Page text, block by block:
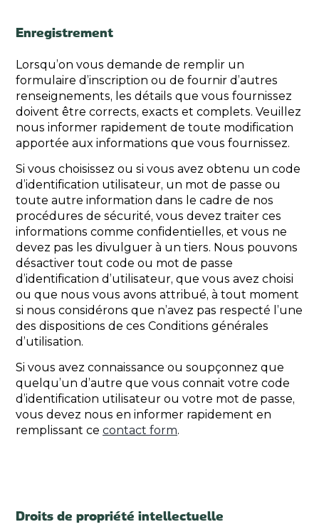
Enregistrement
Lorsqu’on vous demande de remplir un
formulaire d’inscription ou de fournir d’autres
renseignements, les détails que vous fournissez
doivent être corrects, exacts et complets. Veuillez
nous informer rapidement de toute modification
apportée aux informations que vous fournissez.
Si vous choisissez ou si vous avez obtenu un code
d’identification utilisateur, un mot de passe ou
toute autre information dans le cadre de nos
procédures de sécurité, vous devez traiter ces
informations comme confidentielles, et vous ne
devez pas les divulguer à un tiers. Nous pouvons
désactiver tout code ou mot de passe
d’identification d’utilisateur, que vous avez choisi
ou que nous vous avons attribué, à tout moment
si nous considérons que n’avez pas respecté l’une
des dispositions de ces Conditions générales
d’utilisation.
Si vous avez connaissance ou soupçonnez que
quelqu’un d’autre que vous connait votre code
d’identification utilisateur ou votre mot de passe,
vous devez nous en informer rapidement en
remplissant ce contact form.
Droits de propriété intellectuelle